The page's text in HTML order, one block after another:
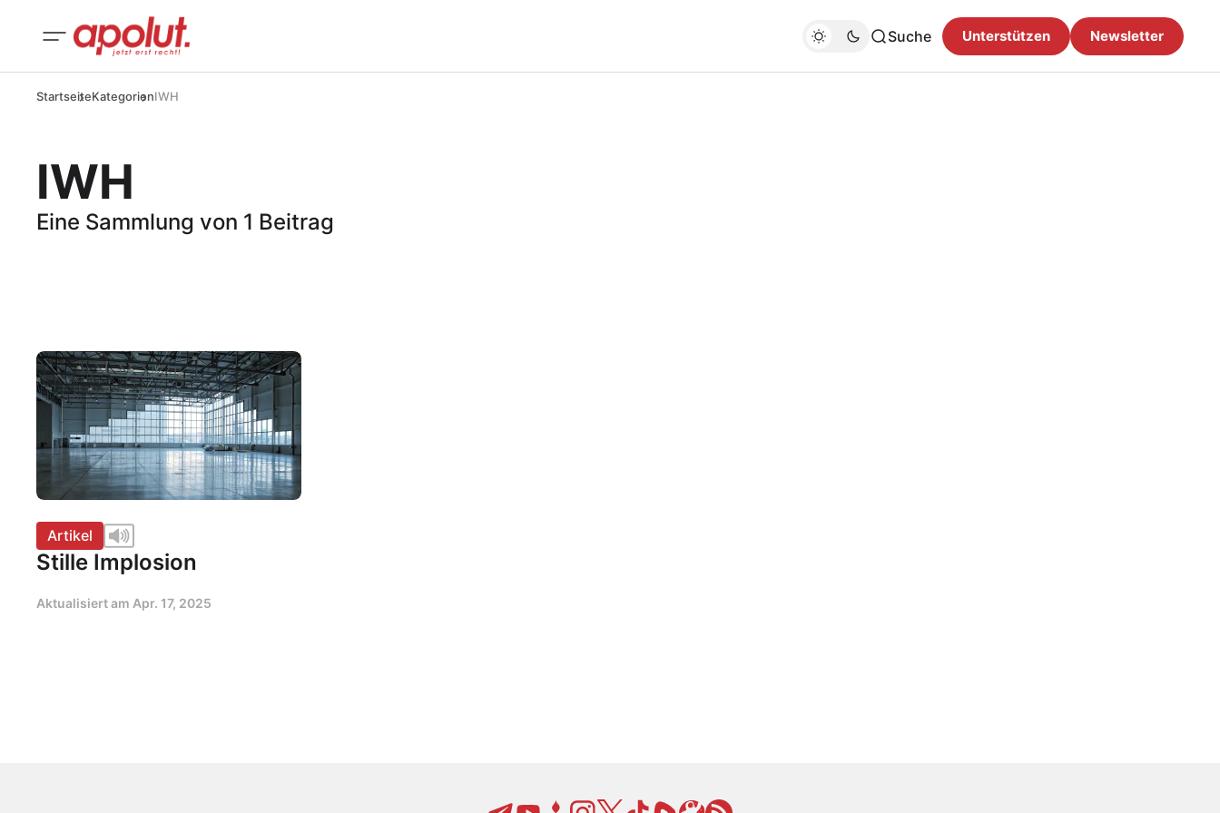
Suche Unterstützen Newsletter
StartseiteKategorienIWH
IWH
Eine Sammlung von 1 Beitrag
Artikel
Stille Implosion
Aktualisiert am Apr. 17, 2025